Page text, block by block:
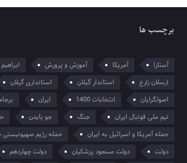
برچسب ها
آستارا آمریکا آموزش و پرورش
ارسلان زارع
استاندار گیلان استانداری گیلان
اصولگرایان
انتخابات 1400 ایران
تیم ملی فوتبال ایران
جنگ جو بایدن
حمله آمریکا و اسرائیل به ایران
حمله رژیم صهیونیستی
دولت
دولت مسعود پزشکیان دولت چهاردهم